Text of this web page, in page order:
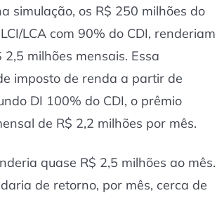
simulação, os R$ 250 milhões do
LCA com 90% do CDI, renderiam
milhões mensais. Essa
imposto de renda a partir de
DI 100% do CDI, o prêmio
de R$ 2,2 milhões por mês.
quase R$ 2,5 milhões ao mês.
de retorno, por mês, cerca de